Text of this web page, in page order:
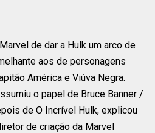
de dar a Hulk um arco de
aos de personagens
América e Viúva Negra.
o papel de Bruce Banner /
de O Incrível Hulk, explicou
de criação da Marvel